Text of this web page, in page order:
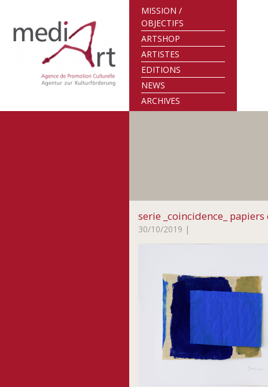
MISSION /
OBJECTIFS
ARTSHOP
ARTISTES
EDITIONS
NEWS
ARCHIVES
serie _coincidence_ papiers
30/10/2019 |